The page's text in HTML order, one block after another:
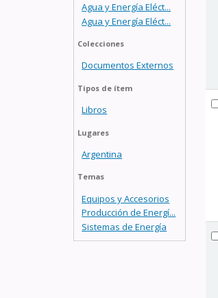
Agua y Energía Eléct...
Agua y Energía Eléct...
Colecciones
Documentos Externos
Tipos de ítem
Libros
Lugares
Argentina
Temas
Equipos y Accesorios
Producción de Energí...
Sistemas de Energía